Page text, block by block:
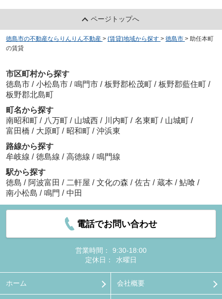
ページトップへ
徳島市の不動産ならりんりん不動産 > (賃貸)地域から探す > 徳島市 > 助任本町
の賃貸
市区町村から探す
徳島市 / 小松島市 / 鳴門市 / 板野郡松茂町 / 板野郡藍住町 /
板野郡北島町
町名から探す
南昭和町 / 八万町 / 山城西 / 川内町 / 名東町 / 山城町 /
富田橋 / 大原町 / 昭和町 / 沖浜東
路線から探す
牟岐線 / 徳島線 / 高徳線 / 鳴門線
駅から探す
徳島 / 阿波富田 / 二軒屋 / 文化の森 / 佐古 / 蔵本 / 鮎喰 /
南小松島 / 鳴門 / 中田
電話でお問い合わせ
営業時間：
9:30-18:00
定休日：
水曜日
ホーム 会社概要